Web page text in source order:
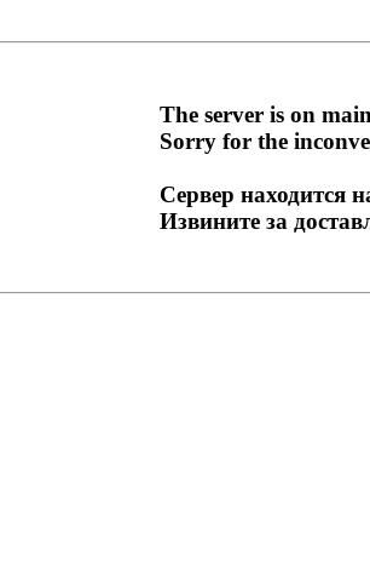
The server is on
Sorry for the
Сервер находится
Извините за